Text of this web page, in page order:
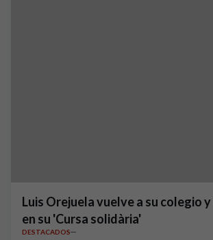
Luis Orejuela vuelve a su colegio
en su 'Cursa solidària'
DESTACADOS